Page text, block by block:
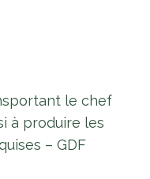
le chef
à produire les
– GDF